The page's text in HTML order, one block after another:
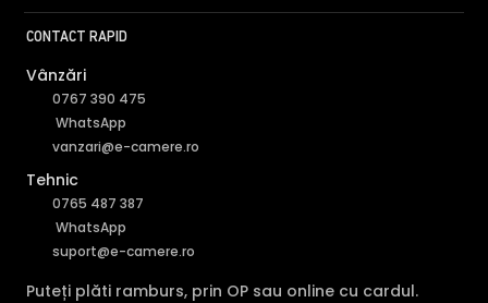
CONTACT RAPID
Vânzări
0767 390 475
WhatsApp
vanzari@e-camere.ro
Tehnic
0765 487 387
WhatsApp
suport@e-camere.ro
Puteți plăti ramburs, prin OP sau online cu cardul.